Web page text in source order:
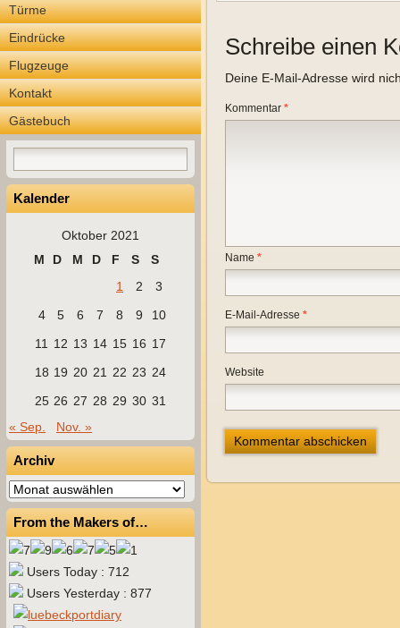
Türme
Eindrücke
Flugzeuge
Kontakt
Gästebuch
Kalender
Oktober 2021
M
D M D F S
S
1
2
3
4
5 6 7 8 9
10
11
12 13 14 15 16 17
18 19 20 21 22 23 24
25 26 27 28 29 30 31
« Sep.
Nov. »
Archiv
Archiv
From the Makers of…
Users Today : 712
Users Yesterday : 877
Schreibe einen
Deine E-Mail-Adresse wird
Kommentar *
Name *
E-Mail-Adresse *
Website